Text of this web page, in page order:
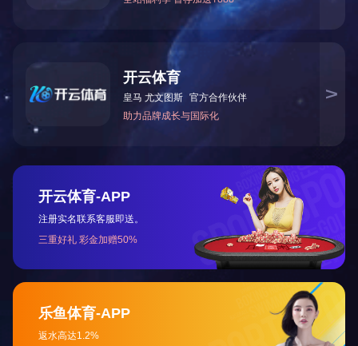
免责声明：本站部分资讯、图片来源于网络及网友投稿，如有侵权请及时联系